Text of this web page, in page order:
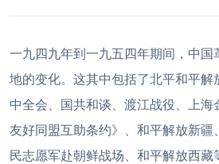
一九四九年到一九五四年期间，中
地的变化。这其中包括了北平和平解
中全会、国共和谈、渡江战役、上
友好同盟互助条约》、和平解放新疆
民志愿军赴朝鲜战场、和平解放西